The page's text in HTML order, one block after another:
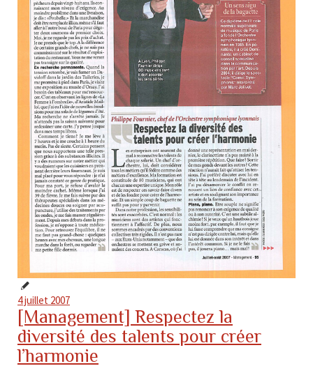
4 juillet 2007
[Management] Respectez la
diversité des talents pour créer
l’harmonie